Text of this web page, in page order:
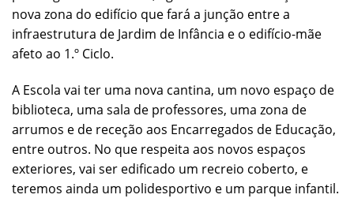
nova zona do edifício que fará a junção entre a
infraestrutura de Jardim de Infância e o edifício-mãe
afeto ao 1.º Ciclo.
A Escola vai ter uma nova cantina, um novo espaço de
biblioteca, uma sala de professores, uma zona de
arrumos e de receção aos Encarregados de Educação,
entre outros. No que respeita aos novos espaços
exteriores, vai ser edificado um recreio coberto, e
teremos ainda um polidesportivo e um parque infantil.